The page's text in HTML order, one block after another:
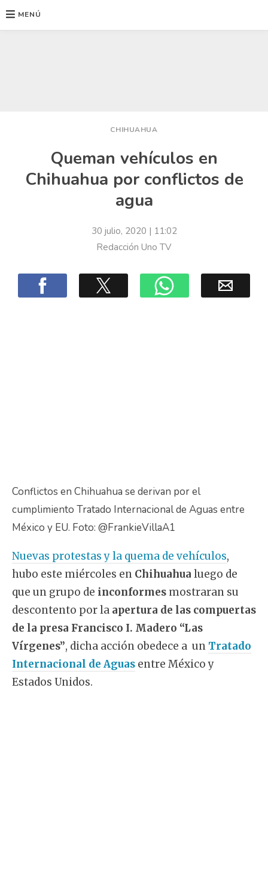
MENÚ
CHIHUAHUA
Queman vehículos en
Chihuahua por conflictos de
agua
30 julio, 2020 | 11:02
Redacción Uno TV
Conflictos en Chihuahua se derivan por el
cumplimiento Tratado Internacional de Aguas entre
México y EU. Foto: @FrankieVillaA1
Nuevas protestas y la quema de vehículos,
hubo este miércoles en Chihuahua luego de
que un grupo de inconformes mostraran su
descontento por la apertura de las compuertas
de la presa Francisco I. Madero “Las
Vírgenes”, dicha acción obedece a un Tratado
Internacional de Aguas entre México y
Estados Unidos.